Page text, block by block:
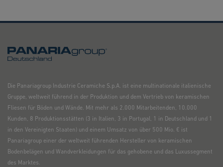
Die Panariagroup Industrie Ceramiche S.p.A. ist eine multinationale italienische
Gruppe, weltweit führend in der Produktion und dem Vertrieb von keramischen
Fliesen für Böden und Wände. Mit mehr als 2.000 Mitarbeitenden, 10.000
Kunden, 8 Produktionsstätten (3 in Italien, 3 in Portugal, 1 in Deutschland und 1
in den Vereinigten Staaten) und einem Umsatz von über 500 Mio. € ist
Panariagroup einer der weltweit führenden Hersteller von keramischen
Bodenbelägen und Wandverkleidungen für das gehobene und das Luxussegment
des Marktes.